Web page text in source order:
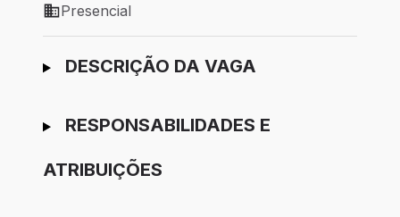
Modelo de trabalho: Presencial
Presencial
Ir para candidatura
DESCRIÇÃO DA VAGA
RESPONSABILIDADES E
ATRIBUIÇÕES